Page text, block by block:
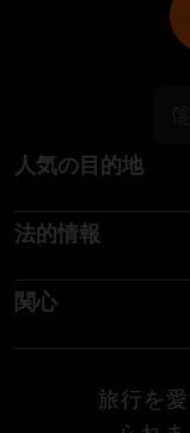
人気の目的地
法的情報
関心
旅行を